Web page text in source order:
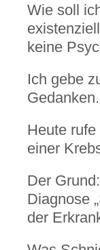
Wie soll
keine
Ich gebe
Gedanken.
Heute
einer
Der
Diagnose
der